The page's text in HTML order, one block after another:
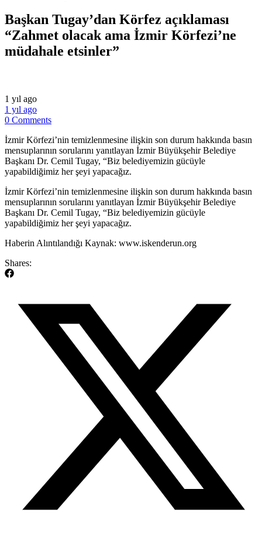
Başkan Tugay’dan Körfez açıklaması
“Zahmet olacak ama İzmir Körfezi’ne
müdahale etsinler”
1 yıl ago
1 yıl ago
0 Comments
İzmir Körfezi’nin temizlenmesine ilişkin son durum hakkında basın
mensuplarının sorularını yanıtlayan İzmir Büyükşehir Belediye
Başkanı Dr. Cemil Tugay, “Biz belediyemizin gücüyle
yapabildiğimiz her şeyi yapacağız.
​İzmir Körfezi’nin temizlenmesine ilişkin son durum hakkında basın
mensuplarının sorularını yanıtlayan İzmir Büyükşehir Belediye
Başkanı Dr. Cemil Tugay, “Biz belediyemizin gücüyle
yapabildiğimiz her şeyi yapacağız.
​Haberin Alıntılandığı Kaynak: www.iskenderun.org
Shares: